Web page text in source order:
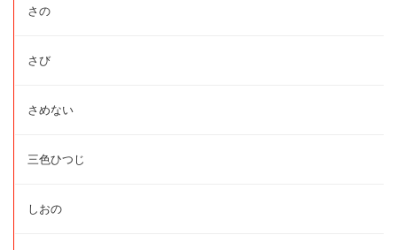
さの
さび
さめない
三色ひつじ
しおの